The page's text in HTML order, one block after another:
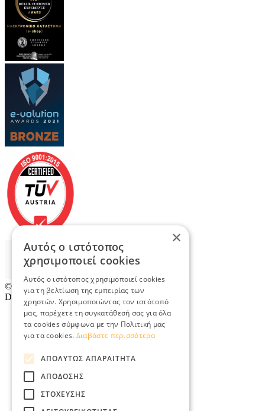
© 2026 TradeRetail.gr- All rights reserved
Designed & developed by
NETMECHANICS
×
Αυτός ο ιστότοπος
χρησιμοποιεί cookies
Αυτός ο ιστότοπος χρησιμοποιεί cookies
για τη βελτίωση της εμπειρίας των
χρηστών. Χρησιμοποιώντας τον ιστότοπό
μας, παρέχετε τη συγκατάθεσή σας για όλα
τα cookies σύμφωνα με την Πολιτική μας
για τα cookies. Διαβάστε περισσότερα
ΑΠΟΛΎΤΩΣ ΑΠΑΡΑΊΤΗΤΑ
ΑΠΌΔΟΣΗΣ
ΣΤΌΧΕΥΣΗΣ